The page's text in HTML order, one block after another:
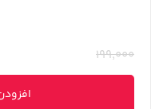
199,000